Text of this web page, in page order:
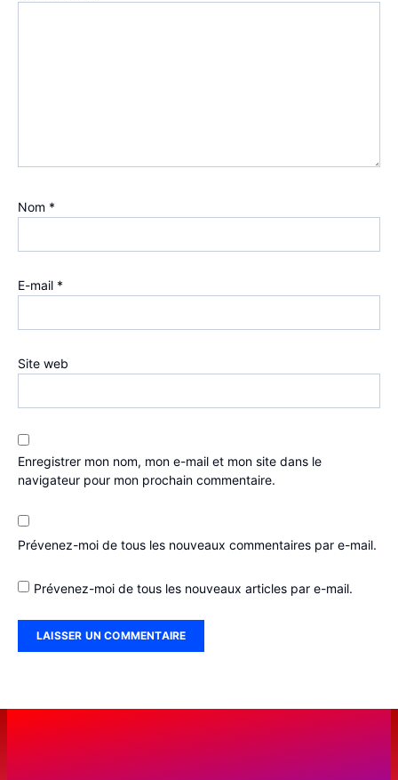
Nom *
E-mail *
Site web
Enregistrer mon nom, mon e-mail et mon site dans le
navigateur pour mon prochain commentaire.
Prévenez-moi de tous les nouveaux commentaires par e-mail.
Prévenez-moi de tous les nouveaux articles par e-mail.